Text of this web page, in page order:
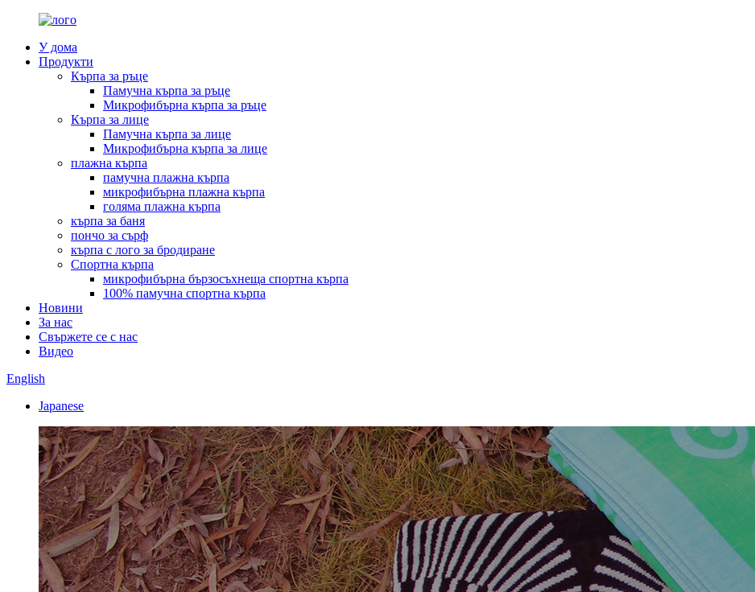
У дома
Продукти
Кърпа за ръце
Памучна кърпа за ръце
Микрофибърна кърпа за ръце
Кърпа за лице
Памучна кърпа за лице
Микрофибърна кърпа за лице
плажна кърпа
памучна плажна кърпа
микрофибърна плажна кърпа
голяма плажна кърпа
кърпа за баня
пончо за сърф
кърпа с лого за бродиране
Спортна кърпа
микрофибърна бързосъхнеща спортна кърпа
100% памучна спортна кърпа
Новини
За нас
Свържете се с нас
Видео
English
Japanese